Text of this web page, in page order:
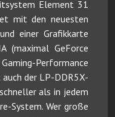
Element 31
mit den neuesten
einer Grafikkarte
(maximal GeForce
Performance
auch der LP-DDR5X-
als in jedem
System. Wer große